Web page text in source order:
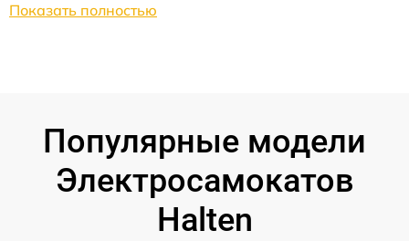
Показать полностью
Популярные модели
Электросамокатов
Halten